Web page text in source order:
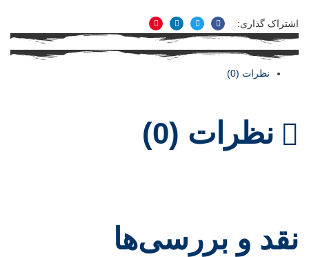
اشتراک گذاری:
فیسبوکتوییترلینکدینپینترست
نظرات (0)
نظرات (0)
نقد و بررسی‌ها